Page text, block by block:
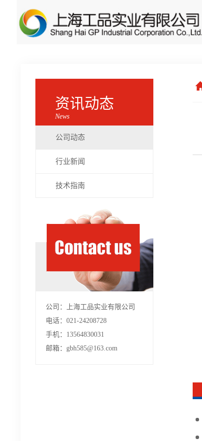
资讯动态
News
公司动态
行业新闻
技术指南
公司：上海工品实业有限公司
电话：021-24208728
手机：13564830031
邮箱：gbh585@163.com